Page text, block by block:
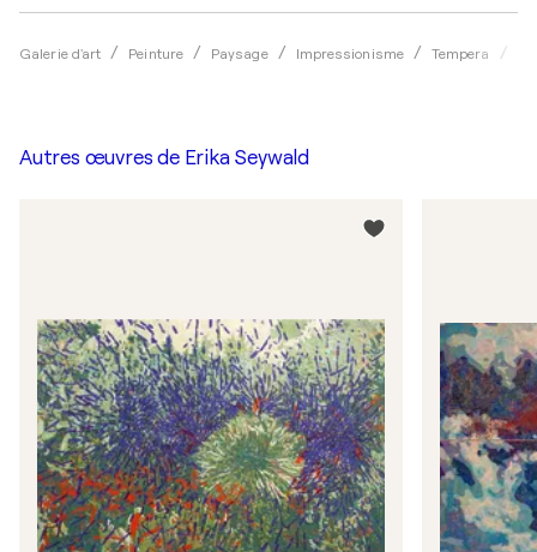
Galerie d'art Peinture Paysage Impressionisme Tempera
Autres œuvres de Erika Seywald